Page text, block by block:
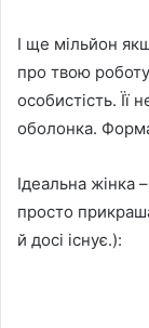
І ще мільйон
про твою
особистість. Її
оболонка.
Ідеальна жінка
просто
й досі існує.):